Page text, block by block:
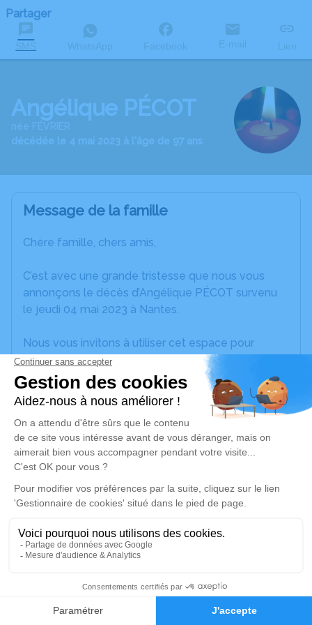
Faire-part Hommages
Partager
SMS WhatsApp Facebook E-mail Lien
Angélique PÉCOT
née FÉVRIER
décédée le 4 mai 2023 à l'âge de 97 ans
Message de la famille
Chère famille, chers amis,
C’est avec une grande tristesse que nous vous
annonçons le décès d’Angélique PÉCOT survenu
le jeudi 04 mai 2023 à Nantes.
Nous vous invitons à utiliser cet espace pour
laisser vos condoléances, partager des photos
souvenirs, une anecdote ou exprimer vos pensées
à travers des poèmes ou des textes. Cet endroit
est un lieu d'expression dédié à honorer la
mémoire d’Angélique PÉCOT.
Un service de plantation d’arbre hommage est
disponible ici
Cérémonie religieuse
Eglise Sainte Catherine de La Chapelle-sur-
Erdre